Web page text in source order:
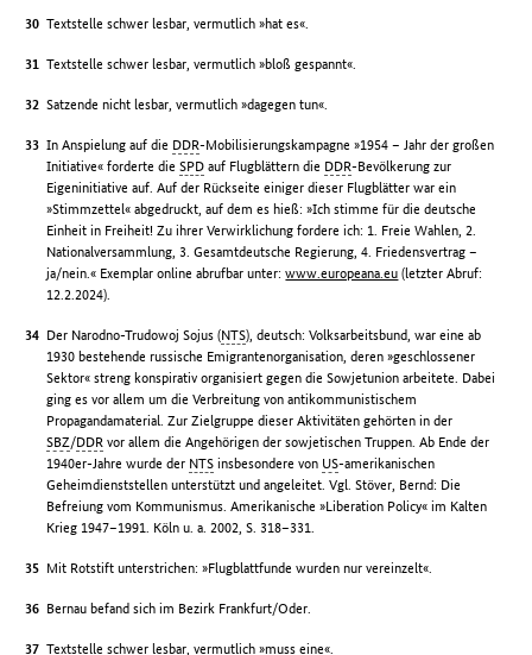
Textstelle schwer lesbar, vermutlich »hat es«.
Textstelle schwer lesbar, vermutlich »bloß gespannt«.
Satzende nicht lesbar, vermutlich »dagegen tun«.
In Anspielung auf die DDR-Mobilisierungskampagne »1954 – Jahr der großen
Initiative« forderte dieSPD auf Flugblättern die DDR-Bevölkerung zur
Eigeninitiative auf. Auf der Rückseite einiger dieser Flugblätter war ein
»Stimmzettel« abgedruckt, auf dem es hieß: »Ich stimme für die deutsche
Einheit in Freiheit! Zu ihrer Verwirklichung fordere ich: 1. Freie Wahlen, 2.
Nationalversammlung, 3. Gesamtdeutsche Regierung, 4. Friedensvertrag –
ja/nein.« Exemplar online abrufbar unter:www.europeana.eu (letzter Abruf:
12.2.2024).
Der Narodno-Trudowoj Sojus (NTS), deutsch: Volksarbeitsbund, war eine ab
1930 bestehende russische Emigrantenorganisation, deren »geschlossener
Sektor« streng konspirativ organisiert gegen die Sowjetunion arbeitete. Dabei
ging es vor allem um die Verbreitung von antikommunistischem
Propagandamaterial. Zur Zielgruppe dieser Aktivitäten gehörten in der
SBZ/DDR vor allem die Angehörigen der sowjetischen Truppen. Ab Ende der
1940er-Jahre wurde der NTS insbesondere von US-amerikanischen
Geheimdienststellen unterstützt und angeleitet. Vgl. Stöver, Bernd: Die
Befreiung vom Kommunismus. Amerikanische »Liberation Policy« im Kalten
Krieg 1947–1991. Köln u. a. 2002, S. 318–331.
Mit Rotstift unterstrichen: »Flugblattfunde wurden nur vereinzelt«.
Bernau befand sich im Bezirk Frankfurt/Oder.
Textstelle schwer lesbar, vermutlich »muss eine«.